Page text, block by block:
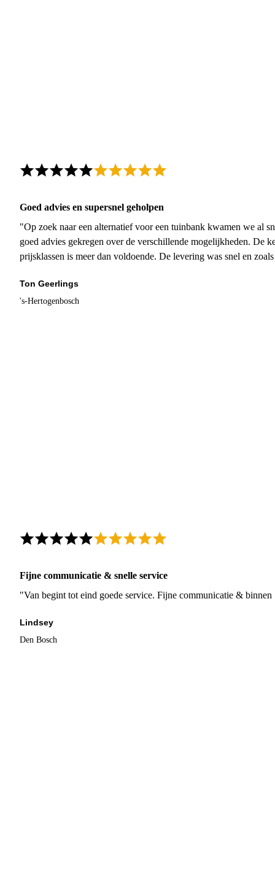
Goed advies en supersnel geholpen
"Op zoek naar een alternatief voor een tuinbank kwamen we al
goed advies gekregen over de verschillende mogelijkheden. De
prijsklassen is meer dan voldoende. De levering was snel en
Ton Geerlings
's-Hertogenbosch
Fijne communicatie & snelle service
"Van begint tot eind goede service. Fijne communicatie &
Lindsey
Den Bosch